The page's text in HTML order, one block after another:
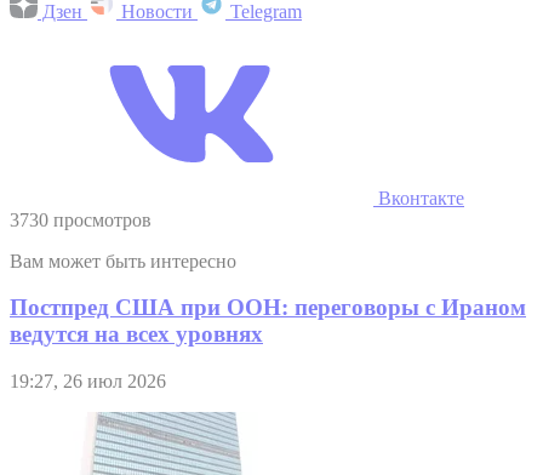
Дзен Новости Telegram
Вконтакте
3730 просмотров
Вам может быть интересно
Постпред США при ООН: переговоры с Ираном
ведутся на всех уровнях
19:27, 26 июл 2026